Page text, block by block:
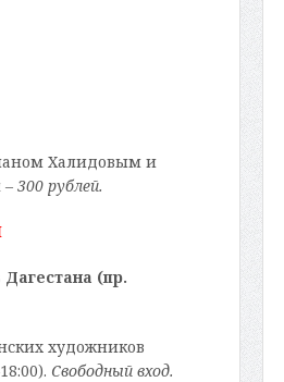
Халидовым и
300 рублей.
(пр.
художников
Свободный вход.